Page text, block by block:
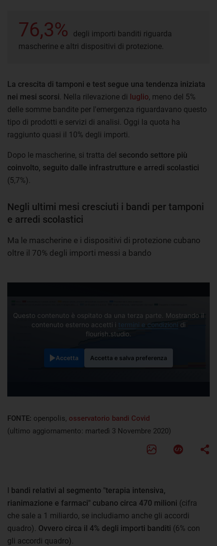
76,3%
degli importi banditi riguarda
mascherine e altri dispositivi di protezione.
La crescita di tamponi e test segue una tendenza iniziata
nei mesi scorsi . Nella rilevazione di luglio, meno del 5%
delle somme bandite per l'emergenza riguardavano questo
tipo di prodotti e servizi di analisi. Oggi la quota ha
raggiunto quasi il 10% degli importi.
Dopo le mascherine, si tratta del secondo settore più
coinvolto, seguito dalle infrastrutture e arredi scolastici
(5,7%).
Negli ultimi mesi cresciuti i bandi per tamponi
e arredi scolastici
Ma le mascherine e i dispositivi di protezione cubano
oltre il 70% degli importi messi a bando
Questo contenuto è ospitato da una terza parte. Mostrando il
contenuto esterno accetti i termini e condizioni di
flourish.studio.
Accetta Accetta e salva preferenza
FONTE: openpolis, osservatorio bandi Covid
(ultimo aggiornamento: martedì 3 Novembre 2020)
I bandi relativi al segmento "terapia intensiva,
rianimazione e farmaci" cubano circa 470 milioni (cifra
che sale a 1 miliardo, se includiamo anche gli accordi
quadro). Ovvero circa il 4% degli importi banditi (6% con
gli accordi quadro).